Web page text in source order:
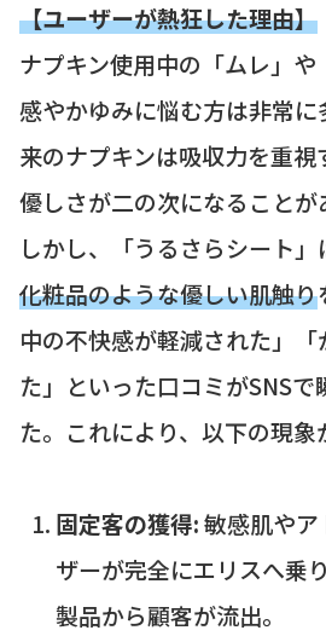
【ユーザーが熱狂した理由】
ナプキン使用中の「ムレ」
感やかゆみに悩む方は非常に
来のナプキンは吸収力を重視
優しさが二の次になることが
しかし、「うるさらシート」
化粧品のような優しい肌触り
中の不快感が軽減された」
た」といった口コミがSNS
た。これにより、以下の現象
固定客の獲得:敏感肌や
ザーが完全にエリスへ乗
製品から顧客が流出。